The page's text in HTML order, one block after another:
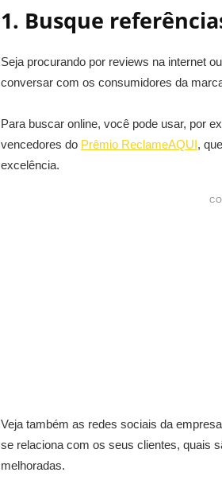
1. Busque
Seja procurando por reviews na internet
conversar com os consumidores da
Para buscar online, você pode usar, por
vencedores do Prêmio ReclameAQUI,
excelência.
Veja também as redes sociais da
se relaciona com os seus clientes, quais
melhoradas.